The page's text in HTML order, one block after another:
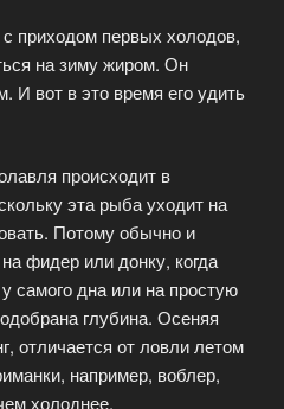
приходом первых холодов,
на зиму жиром. Он
И вот в это время его удить
происходит в
эта рыба уходит на
Потому обычно и
фидер или донку, когда
самого дна или на простую
глубина. Осеняя
отличается от ловли летом
например, воблер,
холоднее.